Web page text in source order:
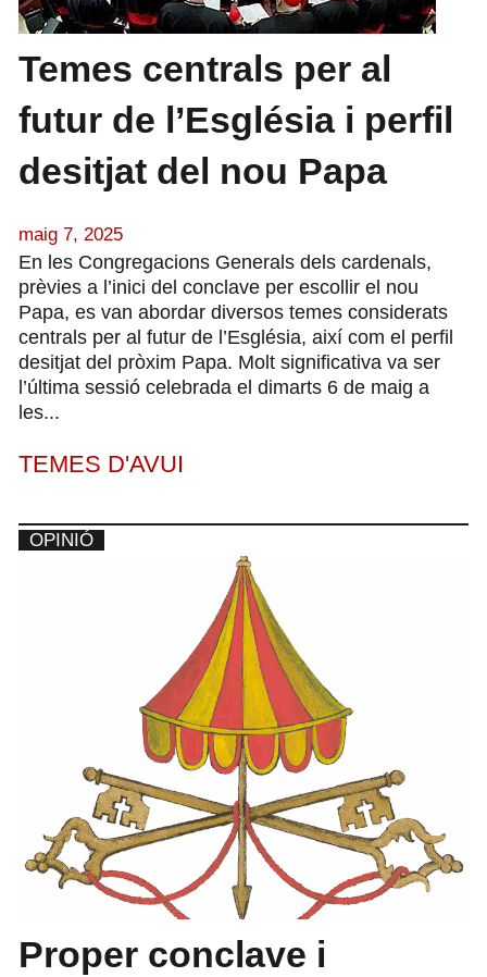
Temes centrals per al
futur de l’Església i perfil
desitjat del nou Papa
maig 7, 2025
En les Congregacions Generals dels cardenals,
prèvies a l’inici del conclave per escollir el nou
Papa, es van abordar diversos temes considerats
centrals per al futur de l’Església, així com el perfil
desitjat del pròxim Papa. Molt significativa va ser
l’última sessió celebrada el dimarts 6 de maig a
les...
TEMES D'AVUI
OPINIÓ
Proper conclave i